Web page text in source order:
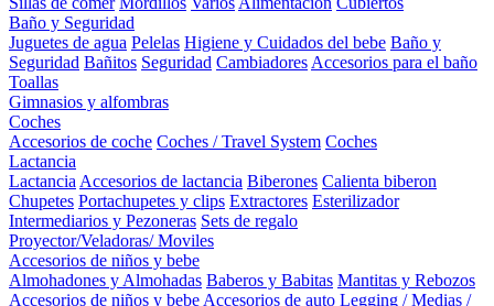
Baño y Seguridad
Juguetes de agua Pelelas Higiene y Cuidados del bebe Baño y
Seguridad Bañitos Seguridad Cambiadores Accesorios para el baño
Toallas
Gimnasios y alfombras
Coches
Accesorios de coche Coches / Travel System Coches
Lactancia
Lactancia Accesorios de lactancia Biberones Calienta biberon
Chupetes Portachupetes y clips Extractores Esterilizador
Intermediarios y Pezoneras Sets de regalo
Proyector/Veladoras/ Moviles
Accesorios de niños y bebe
Almohadones y Almohadas Baberos y Babitas Mantitas y Rebozos
Accesorios de niños y bebe Accesorios de auto Legging / Medias /